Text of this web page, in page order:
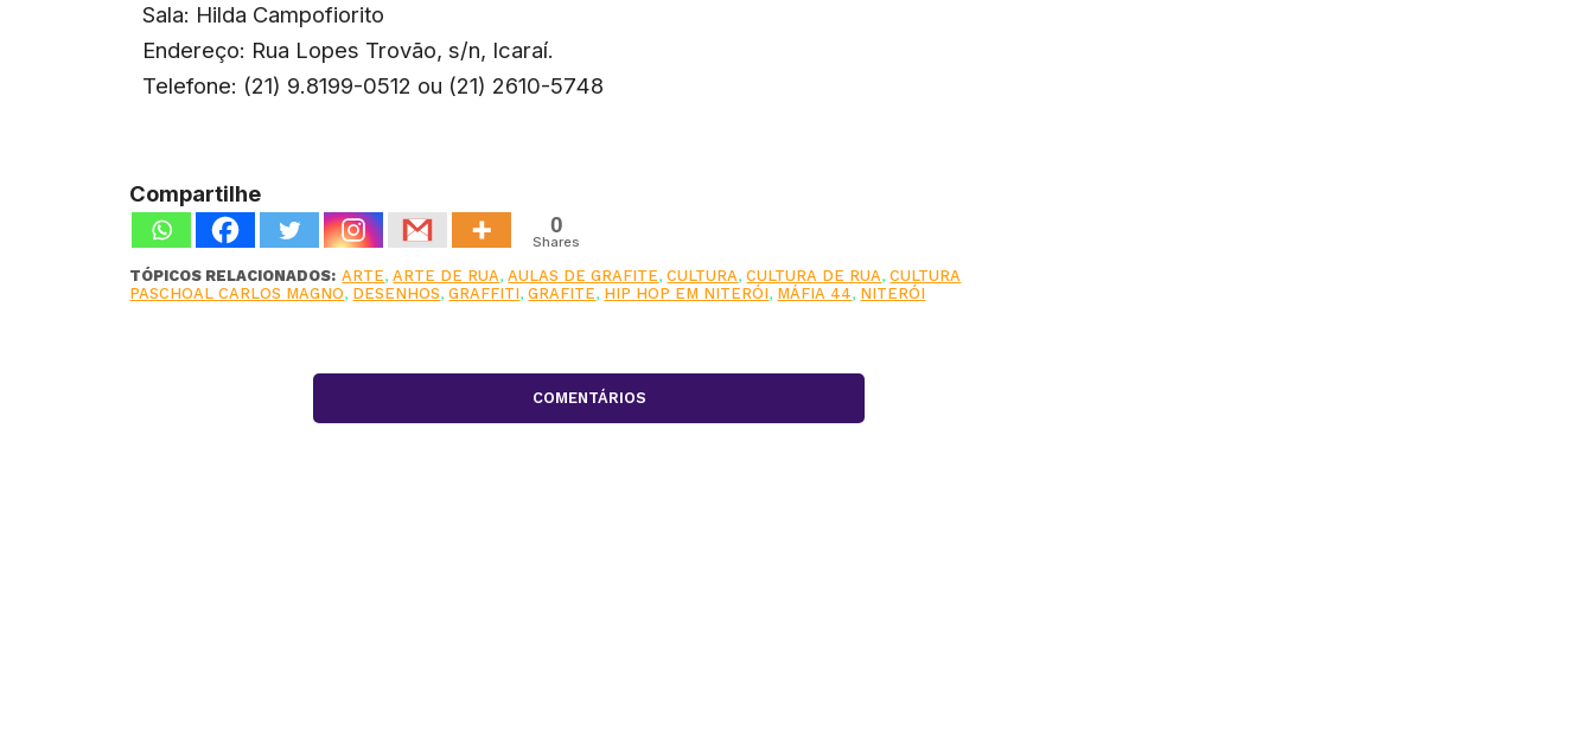
Sala: Hilda Campofiorito
Endereço: Rua Lopes Trovão, s/n, Icaraí.
Telefone: (21) 9.8199-0512 ou (21) 2610-5748
Compartilhe
0
Shares
TÓPICOS RELACIONADOS: ARTE,ARTE DE RUA,AULAS DE GRAFITE,CULTURA,CULTURA DE RUA,CULTURA
PASCHOAL CARLOS MAGNO, DESENHOS,GRAFFITI,GRAFITE, HIP HOP EM NITERÓI, MÁFIA 44, NITERÓI
COMENTÁRIOS